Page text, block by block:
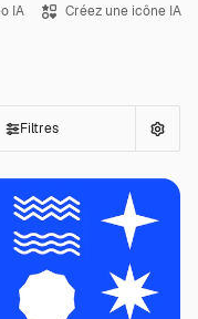
IA Créez une icône IA
Filtres